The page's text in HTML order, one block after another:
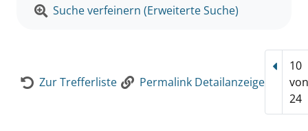
Suche verfeinern (Erweiterte Suche)
Zur Trefferliste Permalink Detailanzeige
10
von
24